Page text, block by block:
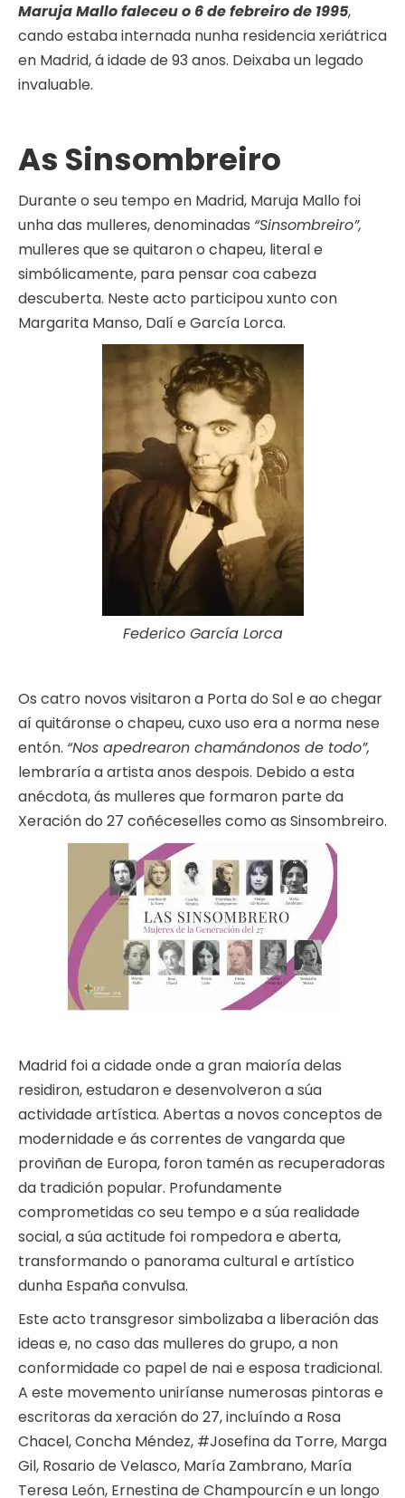
Maruja Mallo faleceu o 6 de febreiro de 1995,
cando estaba internada nunha residencia xeriátrica
en Madrid, á idade de 93 anos. Deixaba un legado
invaluable.
As Sinsombreiro
Durante o seu tempo en Madrid, Maruja Mallo foi
unha das mulleres, denominadas “Sinsombreiro”,
mulleres que se quitaron o chapeu, literal e
simbólicamente, para pensar coa cabeza
descuberta. Neste acto participou xunto con
Margarita Manso, Dalí e García Lorca.
Federico García Lorca
Os catro novos visitaron a Porta do Sol e ao chegar
aí quitáronse o chapeu, cuxo uso era a norma nese
entón. “Nos apedrearon chamándonos de todo”,
lembraría a artista anos despois. Debido a esta
anécdota, ás mulleres que formaron parte da
Xeración do 27 coñéceselles como as Sinsombreiro.
Madrid foi a cidade onde a gran maioría delas
residiron, estudaron e desenvolveron a súa
actividade artística. Abertas a novos conceptos de
modernidade e ás correntes de vangarda que
proviñan de Europa, foron tamén as recuperadoras
da tradición popular. Profundamente
comprometidas co seu tempo e a súa realidade
social, a súa actitude foi rompedora e aberta,
transformando o panorama cultural e artístico
dunha España convulsa.
Este acto transgresor simbolizaba a liberación das
ideas e, no caso das mulleres do grupo, a non
conformidade co papel de nai e esposa tradicional.
A este movemento uniríanse numerosas pintoras e
escritoras da xeración do 27, incluíndo a Rosa
Chacel, Concha Méndez, #Josefina da Torre, Marga
Gil, Rosario de Velasco, María Zambrano, María
Teresa León, Ernestina de Champourcín e un longo